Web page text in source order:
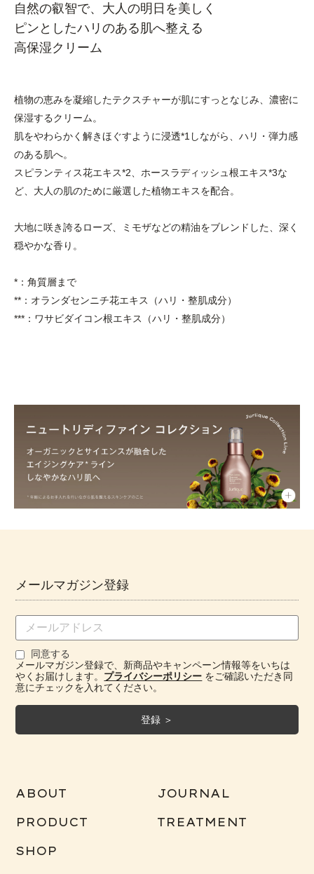
自然の叡智で、大人の明日を美しく
ピンとしたハリのある肌へ整える
高保湿クリーム
植物の恵みを凝縮したテクスチャーが肌にすっとなじみ、濃密に
保湿するクリーム。
肌をやわらかく解きほぐすように浸透*1しながら、ハリ・弾力感
のある肌へ。
スピランティス花エキス*2、ホースラディッシュ根エキス*3な
ど、大人の肌のために厳選した植物エキスを配合。
大地に咲き誇るローズ、ミモザなどの精油をブレンドした、深く
穏やかな香り。
*：角質層まで
**：オランダセンニチ花エキス（ハリ・整肌成分）
***：ワサビダイコン根エキス（ハリ・整肌成分）
メールマガジン登録
同意する
メールマガジン登録で、新商品やキャンペーン情報等をいちは
やくお届けします。 プライバシーポリシー をご確認いただき同
意にチェックを入れてください。
ABOUT JOURNAL
PRODUCT TREATMENT
SHOP